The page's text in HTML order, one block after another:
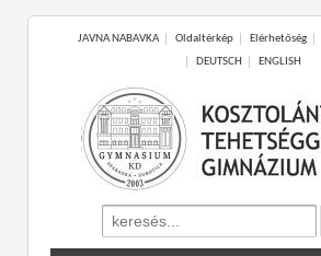
JAVNA NABAVKA Oldaltérkép Elérhetőség
DEUTSCH
ENGLISH
Search
for: